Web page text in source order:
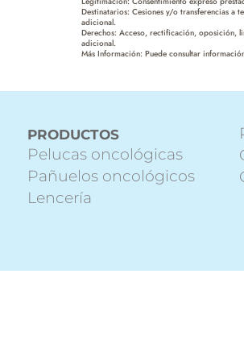
Destinatarios: Cesiones y/o transferencias a
adicional.
Derechos: Acceso, rectificación, oposición,
adicional.
Más Información: Puede consultar
PRODUCTOS
Pelucas oncológicas
Pañuelos oncológicos
Lencería